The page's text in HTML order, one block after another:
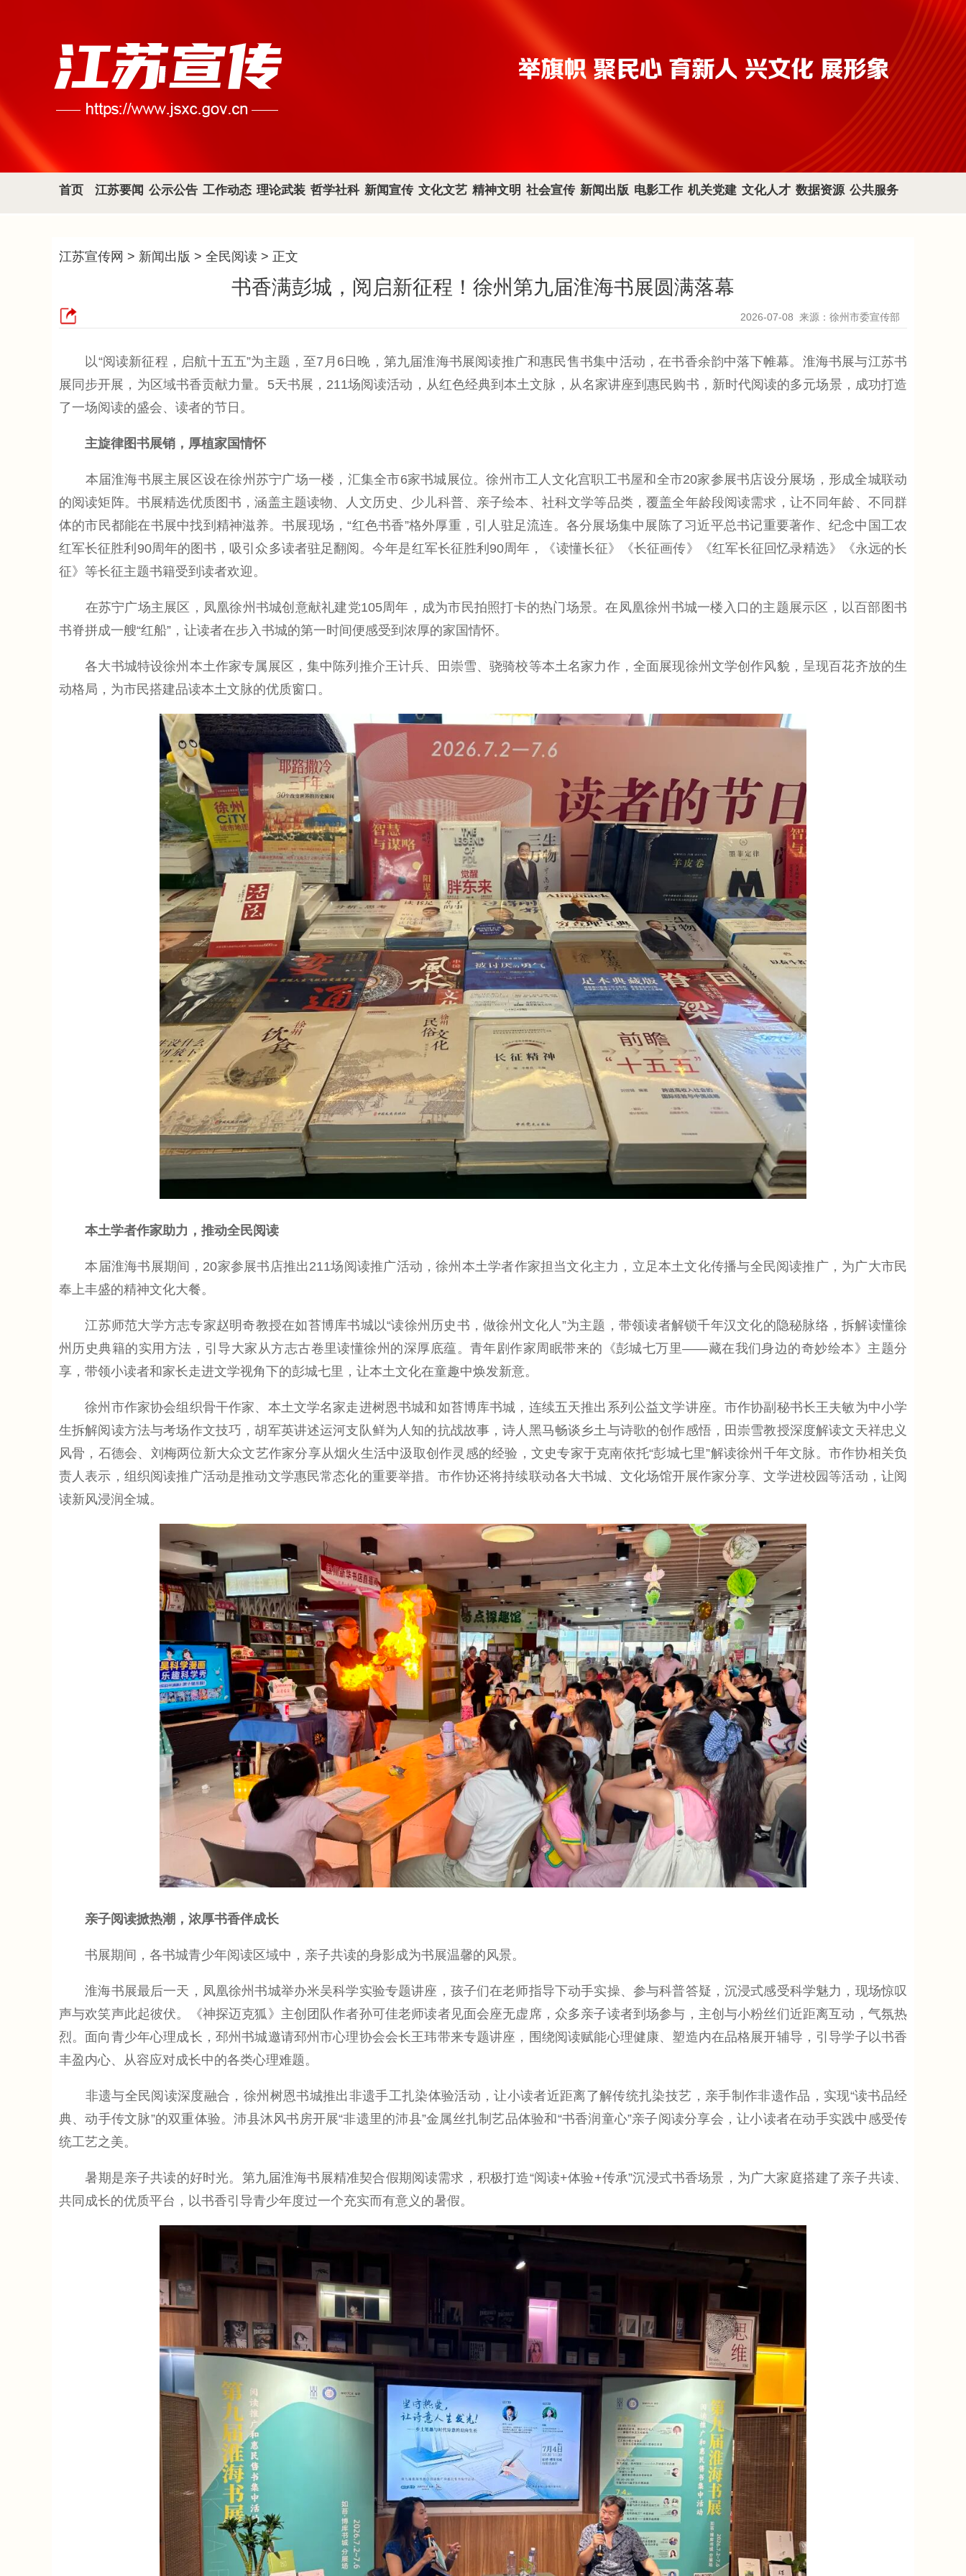
首页 江苏要闻 公示公告 工作动态 理论武装 哲学社科 新闻宣传 文化文艺 精神文明 社会宣传 新闻出版 电影工作 机关党建 文化人才 数据资源 公共服务
江苏宣传网 > 新闻出版 > 全民阅读 > 正文
书香满彭城，阅启新征程！徐州第九届淮海书展圆满落幕
2026-07-08 来源：徐州市委宣传部
以“阅读新征程，启航十五五”为主题，至7月6日晚，第九届淮海书展阅读推广和惠民售书集中活动，在书香余韵中落下帷幕。淮海书展与江苏书
展同步开展，为区域书香贡献力量。5天书展，211场阅读活动，从红色经典到本土文脉，从名家讲座到惠民购书，新时代阅读的多元场景，成功打造
了一场阅读的盛会、读者的节日。
主旋律图书展销，厚植家国情怀
本届淮海书展主展区设在徐州苏宁广场一楼，汇集全市6家书城展位。徐州市工人文化宫职工书屋和全市20家参展书店设分展场，形成全城联动
的阅读矩阵。书展精选优质图书，涵盖主题读物、人文历史、少儿科普、亲子绘本、社科文学等品类，覆盖全年龄段阅读需求，让不同年龄、不同群
体的市民都能在书展中找到精神滋养。书展现场，“红色书香”格外厚重，引人驻足流连。各分展场集中展陈了习近平总书记重要著作、纪念中国工农
红军长征胜利90周年的图书，吸引众多读者驻足翻阅。今年是红军长征胜利90周年，《读懂长征》《长征画传》《红军长征回忆录精选》《永远的长
征》等长征主题书籍受到读者欢迎。
在苏宁广场主展区，凤凰徐州书城创意献礼建党105周年，成为市民拍照打卡的热门场景。在凤凰徐州书城一楼入口的主题展示区，以百部图书
书脊拼成一艘“红船”，让读者在步入书城的第一时间便感受到浓厚的家国情怀。
各大书城特设徐州本土作家专属展区，集中陈列推介王计兵、田崇雪、骁骑校等本土名家力作，全面展现徐州文学创作风貌，呈现百花齐放的生
动格局，为市民搭建品读本土文脉的优质窗口。
本土学者作家助力，推动全民阅读
本届淮海书展期间，20家参展书店推出211场阅读推广活动，徐州本土学者作家担当文化主力，立足本土文化传播与全民阅读推广，为广大市民
奉上丰盛的精神文化大餐。
江苏师范大学方志专家赵明奇教授在如苔博库书城以“读徐州历史书，做徐州文化人”为主题，带领读者解锁千年汉文化的隐秘脉络，拆解读懂徐
州历史典籍的实用方法，引导大家从方志古卷里读懂徐州的深厚底蕴。青年剧作家周眠带来的《彭城七万里——藏在我们身边的奇妙绘本》主题分
享，带领小读者和家长走进文学视角下的彭城七里，让本土文化在童趣中焕发新意。
徐州市作家协会组织骨干作家、本土文学名家走进树恩书城和如苔博库书城，连续五天推出系列公益文学讲座。市作协副秘书长王夫敏为中小学
生拆解阅读方法与考场作文技巧，胡军英讲述运河支队鲜为人知的抗战故事，诗人黑马畅谈乡土与诗歌的创作感悟，田崇雪教授深度解读文天祥忠义
风骨，石德会、刘梅两位新大众文艺作家分享从烟火生活中汲取创作灵感的经验，文史专家于克南依托“彭城七里”解读徐州千年文脉。市作协相关负
责人表示，组织阅读推广活动是推动文学惠民常态化的重要举措。市作协还将持续联动各大书城、文化场馆开展作家分享、文学进校园等活动，让阅
读新风浸润全城。
亲子阅读掀热潮，浓厚书香伴成长
书展期间，各书城青少年阅读区域中，亲子共读的身影成为书展温馨的风景。
淮海书展最后一天，凤凰徐州书城举办米吴科学实验专题讲座，孩子们在老师指导下动手实操、参与科普答疑，沉浸式感受科学魅力，现场惊叹
声与欢笑声此起彼伏。《神探迈克狐》主创团队作者孙可佳老师读者见面会座无虚席，众多亲子读者到场参与，主创与小粉丝们近距离互动，气氛热
烈。面向青少年心理成长，邳州书城邀请邳州市心理协会会长王玮带来专题讲座，围绕阅读赋能心理健康、塑造内在品格展开辅导，引导学子以书香
丰盈内心、从容应对成长中的各类心理难题。
非遗与全民阅读深度融合，徐州树恩书城推出非遗手工扎染体验活动，让小读者近距离了解传统扎染技艺，亲手制作非遗作品，实现“读书品经
典、动手传文脉”的双重体验。沛县沐风书房开展“非遗里的沛县”金属丝扎制艺品体验和“书香润童心”亲子阅读分享会，让小读者在动手实践中感受传
统工艺之美。
暑期是亲子共读的好时光。第九届淮海书展精准契合假期阅读需求，积极打造“阅读+体验+传承”沉浸式书香场景，为广大家庭搭建了亲子共读、
共同成长的优质平台，以书香引导青少年度过一个充实而有意义的暑假。